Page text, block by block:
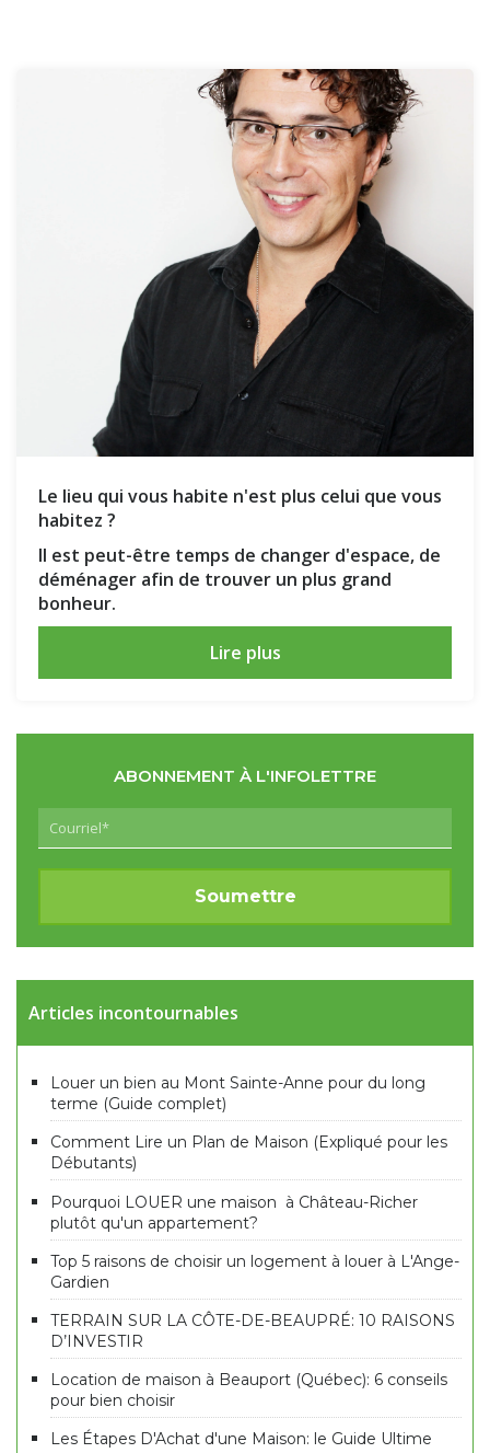
Le lieu qui vous habite n'est plus celui que vous
habitez ?
Il est peut-être temps de changer d'espace, de
déménager afin de trouver un plus grand
bonheur.
Lire plus
ABONNEMENT À L'INFOLETTRE
Articles incontournables
Louer un bien au Mont Sainte-Anne pour du long
terme (Guide complet)
Comment Lire un Plan de Maison (Expliqué pour les
Débutants)
Pourquoi LOUER une maison à Château-Richer
plutôt qu'un appartement?
Top 5 raisons de choisir un logement à louer à L'Ange-
Gardien
TERRAIN SUR LA CÔTE-DE-BEAUPRÉ: 10 RAISONS
D’INVESTIR
Location de maison à Beauport (Québec): 6 conseils
pour bien choisir
Les Étapes D'Achat d'une Maison: le Guide Ultime